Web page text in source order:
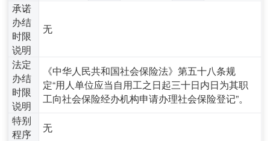
承诺
办结
时限
说明
无
法定
办结
时限
说明
《中华人民共和国社会保险法》第五十八条规
定“用人单位应当自用工之日起三十日内日为其职
工向社会保险经办机构申请办理社会保险登记”。
特别
程序
无